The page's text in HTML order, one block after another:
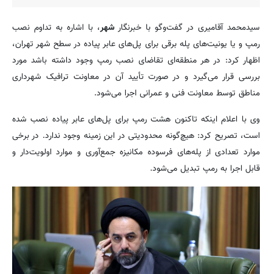
سیدمحمد آقامیری در گفت‌وگو با خبرنگارشهر، با اشاره به تداوم نصب
رمپ و یا یونیت‌های پله برقی برای پل‌های عابر پیاده در سطح شهر تهران،
اظهار کرد: در هر منطقه‌ای تقاضای نصب رمپ وجود داشته باشد مورد
بررسی قرار می‌گیرد و در صورت تأیید آن در معاونت ترافیک شهرداری
مناطق توسط معاونت فنی و عمرانی اجرا می‌شود.
وی با اعلام اینکه تاکنون هشت رمپ برای پل‌های عابر پیاده نصب شده
است، تصریح کرد: هیچ‌گونه محدودیتی در این زمینه وجود ندارد. در برخی
موارد تعدادی از پله‌های فرسوده مکانیزه جمع‌آوری و موارد اولویت‌دار و
قابل اجرا به رمپ تبدیل می‌شود.